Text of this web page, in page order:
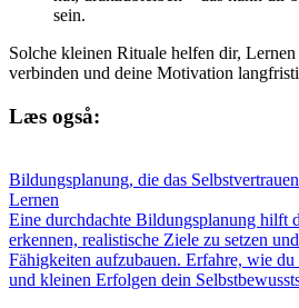
sein.
Solche kleinen Rituale helfen dir,
verbinden und deine Motivation
Læs også:
Bildungsplanung, die das
Lernen
Eine durchdachte Bildungsplanung hilft
erkennen, realistische Ziele zu setzen
Fähigkeiten aufzubauen. Erfahre, wie
und kleinen Erfolgen dein